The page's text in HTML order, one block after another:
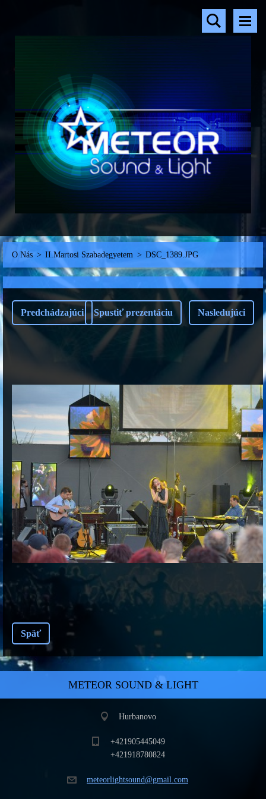
O Nás > II.Martosi Szabadegyetem > DSC_1389.JPG
Predchádzajúci Spustiť prezentáciu Nasledujúci
Späť
METEOR SOUND & LIGHT
Hurbanovo
+421905445049
+421918780824
meteorlightsound@gmail.com